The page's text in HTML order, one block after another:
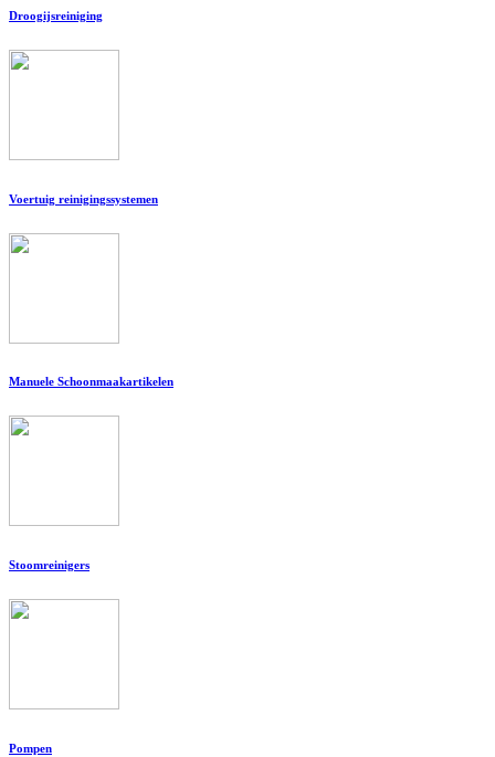
Droogijsreiniging
Voertuig reinigingssystemen
Manuele Schoonmaakartikelen
Stoomreinigers
Pompen